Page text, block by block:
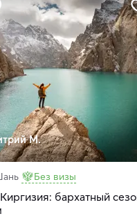
М.
Без визы
бархатный